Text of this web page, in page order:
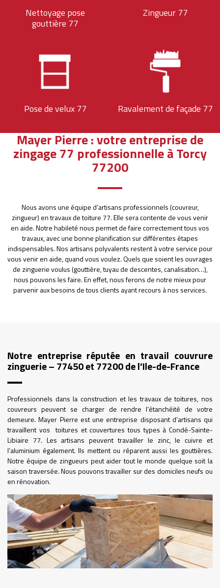
Nettoyage pose
gouttière 77
Zingueur 77
Pose de velux 77 Ravalement de façade 77
Mayer Pierre : votre entreprise de
zingage 77 professionnelle à Torcy
77200
Nous avons une équipe d’artisans professionnels (couvreur,
zingueur) en travaux de toiture 77. Elle sera contente de vous venir
en aide. Notre habileté nous permet de faire correctement tous vos
travaux, avec une bonne planification sur différentes étapes
indispensables. Nos artisans polyvalents restent à votre service pour
vous venir en aide, quand vous voulez. Quels que soient les ouvrages
de zinguerie voulus (gouttière, tuyau de descentes, canalisation…),
nous pouvons les faire. En effet, nous ferons de notre mieux pour
parvenir aux besoins de tous clients ayant recours à nos services.
Notre entreprise réputée en travail couvrure
zinguerie – 77450 et 77200 de l’Ile-de-France
Professionnels dans la construction et les travaux de toitures, nos
couvreurs peuvent se charger de rendre l’étanchéité de votre
demeure. Mayer Pierre est une entreprise disposant d’artisans qui
travaillent vos toitures et couvertures tous types à Condé-Sainte-
Libiaire 77. Les artisans peuvent travailler le zinc, le cuivre et
l’aluminium également. Ils mettent ou réparent aussi les gouttières.
Notre équipe de zingueurs peut aider tout le monde quelque soit la
saison traversée. Nous pouvons travailler sur des domiciles neufs ou
en rénovation.